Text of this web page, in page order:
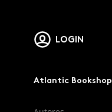
LOGIN
Atlantic Bookshop